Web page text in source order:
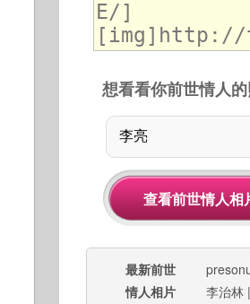
想看看你前世情人
最新前世
情人相片
李治林